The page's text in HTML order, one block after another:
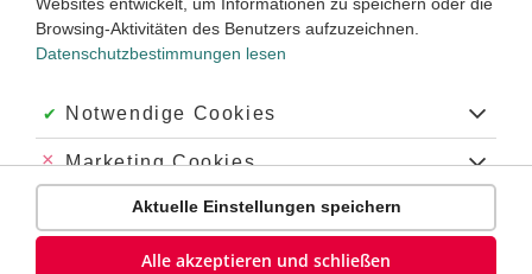
Bernoulli-Kette
#Zufallsexperiment
Übung
Video
2
Jetzt lernen
Browsing-Aktivitäten des Benutzers aufzuzeichnen.
Datenschutzbestimmungen lesen
Akzeptiert:
Notwendige Cookies
Abgelehnt:
Marketing Cookies
Abgelehnt:
Personalisierungs-Cookies
Aktuelle Einstellungen speichern
Alle akzeptieren und schließen